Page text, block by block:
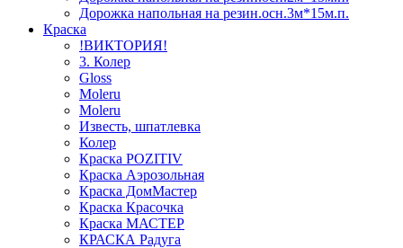
Дорожка напольная на резин.осн.3м*15м.п.
Краска
!ВИКТОРИЯ!
3. Колер
Gloss
Moleru
Moleru
Известь, шпатлевка
Колер
Краска POZITIV
Краска Аэрозольная
Краска ДомМастер
Краска Красочка
Краска МАСТЕР
КРАСКА Радуга